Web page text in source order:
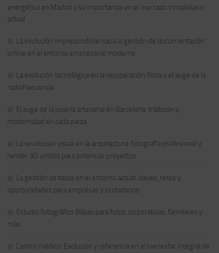
energética en Madrid y su importancia en el mercado inmobiliario
actual
La evolución imprescindible hacia la gestión de documentación
online en el entorno empresarial moderno
La evolución tecnológica en la recuperación física y el auge de la
radiofrecuencia
El auge de la joyería artesanal en Barcelona: tradición y
modernidad en cada pieza
La revolución visual en la arquitectura: fotografía profesional y
render 3D unidos para potenciar proyectos
La gestión de tasas en el entorno actual: claves, retos y
oportunidades para empresas y ciudadanos
Estudio fotográfico Bilbao para fotos corporativas, familiares y
más
Centro médico: Evolución y referencia en el bienestar integral de